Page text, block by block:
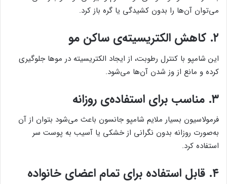
می‌توان آن‌ها را بدون کشیدگی یا گره باز کرد.
۲. کاهش الکتریسیته‌ی ساکن مو
این شامپو با کنترل رطوبت، از ایجاد الکتریسیته در موها جلوگیری
کرده و مانع از وز شدن آن‌ها می‌شود.
۳. مناسب برای استفاده‌ی روزانه
فرمولاسیون بسیار ملایم شامپو جانسون باعث می‌شود بتوان از آن
به‌صورت روزانه بدون نگرانی از خشکی یا آسیب به پوست سر
استفاده کرد.
۴. قابل استفاده برای تمام اعضای خانواده